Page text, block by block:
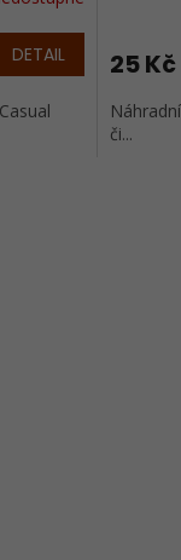
DETAIL 25 Kč
či...